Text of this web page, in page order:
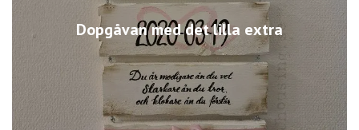
Dopgåvan med det lilla extra